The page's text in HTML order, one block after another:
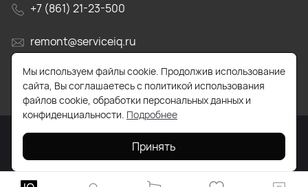
+7 (861) 21-23-500
remont@serviceiq.ru
г. Краснодар, ул. Бабушкина, д. 309
2026 © Все права защищены. Работает наReadyScript
Мы используем файлы cookie. Продолжив использование
сайта, Вы соглашаетесь с политикой использования
файлов cookie, обработки персональных данных и
конфиденциальности. Подробнее
Принять